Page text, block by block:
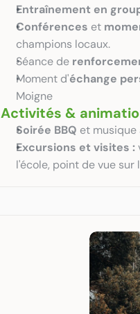
Entraînement en
Conférences et
champions locaux.
Séance de
Moment d'échange
Moigne
Activités &
Soirée BBQ et musique
Excursions et visites :
l'école, point de vue